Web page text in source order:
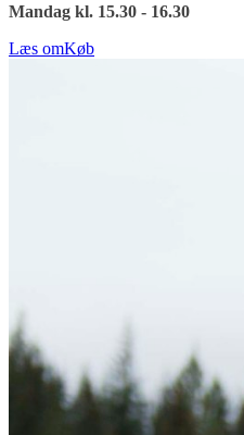
Mandag kl. 15.30 - 16.30
Læs omKøb